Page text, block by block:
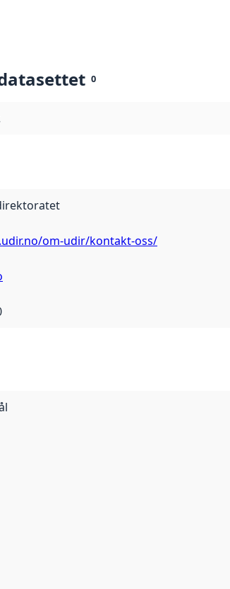
0
om-udir/kontakt-oss/
første gang ble utgitt. Det kan